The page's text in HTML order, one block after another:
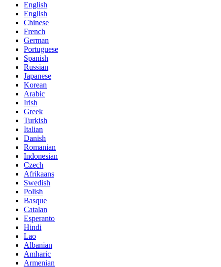
English
English
Chinese
French
German
Portuguese
Spanish
Russian
Japanese
Korean
Arabic
Irish
Greek
Turkish
Italian
Danish
Romanian
Indonesian
Czech
Afrikaans
Swedish
Polish
Basque
Catalan
Esperanto
Hindi
Lao
Albanian
Amharic
Armenian